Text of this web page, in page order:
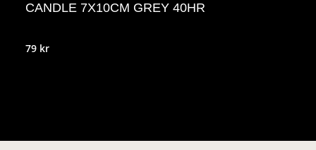
CANDLE 7X10CM GREY 40HR
79 kr